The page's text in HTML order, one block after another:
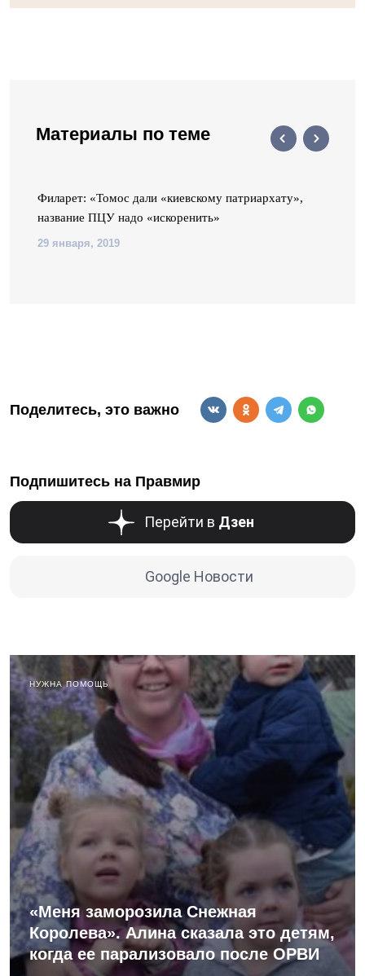
Материалы по теме
Филарет: «Томос дали «киевскому патриархату»,
название ПЦУ надо «искоренить»
29 января, 2019
Поделитесь, это важно
Подпишитесь на Правмир
Перейти в Дзен
Google Новости
НУЖНА ПОМОЩЬ
«Меня заморозила Снежная
Королева». Алина сказала это детям,
когда ее парализовало после ОРВИ